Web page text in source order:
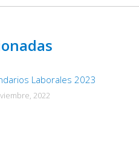
Laborales 2023
2022